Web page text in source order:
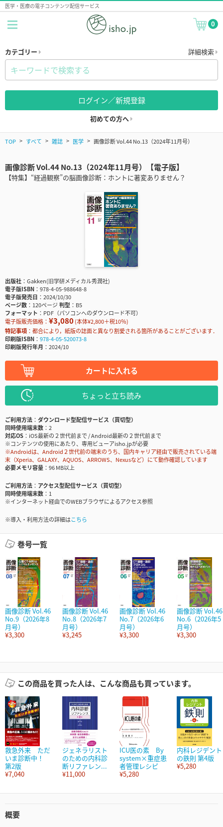
医学・医療の電子コンテンツ配信サービス
0
カテゴリー 詳細検索
ログイン／新規登録
初めての方へ
TOP すべて 雑誌 医学 画像診断 Vol.44 No.13（2024年11月号）
画像診断 Vol.44 No.13（2024年11月号）【電子版】
【特集】“経過観察”の脳画像診断：ホントに著変ありません？
出版社
Gakken(旧学研メディカル秀潤社)
電子版ISBN
978-4-05-988648-8
電子版発売日
2024/10/30
ページ数
120ページ判型
B5
フォーマット
PDF（パソコンへのダウンロード不可）
電子版販売価格： ¥3,080(本体¥2,800＋税10％)
特記事項
都合により，紙版の誌面と異なり割愛される箇所があることがございます．
印刷版ISBN
978-4-05-520073-8
印刷版発行年月
2024/10
カートに入れる
ちょっと立ち読み
ご利用方法
ダウンロード型配信サービス（買切型）
同時使用端末数
2
対応OS
iOS最新の２世代前まで / Android最新の２世代前まで
※コンテンツの使用にあたり、専用ビューアisho.jpが必要
※Androidは、Android２世代前の端末のうち、国内キャリア経由で販売されている端
末（Xperia、GALAXY、AQUOS、ARROWS、Nexusなど）にて動作確認しています
必要メモリ容量
96 MB以上
ご利用方法
アクセス型配信サービス（買切型）
同時使用端末数
1
※インターネット経由でのWEBブラウザによるアクセス参照
※導入・利用方法の詳細はこちら
巻号一覧
画像診断 Vol.46
No.9（2026年8
月号）
¥3,300
画像診断 Vol.46
No.8（2026年7
月号）
¥3,245
画像診断 Vol.46
No.7（2026年6
月号）
¥3,300
画像診断 Vol.46
No.6（2026年5
月号）
¥3,300
この商品を買った人は、こんな商品も買っています。
救急外来 ただ
いま診断中！
第2版
¥7,040
ジェネラリスト
のための内科診
断リファレン...
¥11,000
ICU医の素 By
system×重症患
者管理レシピ
¥5,280
内科レジデント
の鉄則 第4版
¥5,280
概要